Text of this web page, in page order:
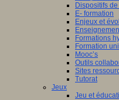
Dispositifs
E- formation
Enjeux et
Formations
Formation
Mooc’s
Outils
Sites
Tutorat
Jeux
Jeu et